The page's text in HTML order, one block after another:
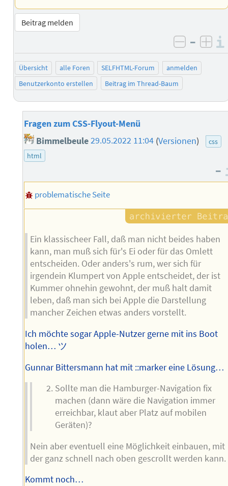
Beitrag melden
negativ
–
Übersicht alle Foren SELFHTML-Forum
anmelden
Benutzerkonto erstellen
Beitrag im Thread-Baum
Fragen zum CSS-Flyout-Menü
Bimmelbeule29.05.2022 11:04 (Versionen)
css
html
–
problematische Seite
Ein klassischeer Fall, daß man nicht beides haben
kann, man muß sich für's Ei oder für das Omlett
entscheiden. Oder anders's rum, wer sich für
irgendein Klumpert von Apple entscheidet, der ist
Kummer ohnehin gewohnt, der muß halt damit
leben, daß man sich bei Apple die Darstellung
mancher Zeichen etwas anders vorstellt.
Ich möchte sogar Apple-Nutzer gerne mit ins Boot
holen… ツ
Gunnar Bittersmann hat mit ::marker eine Lösung…
Sollte man die Hamburger-Navigation fix
machen (dann wäre die Navigation immer
erreichbar, klaut aber Platz auf mobilen
Geräten)?
Nein aber eventuell eine Möglichkeit einbauen, mit
der ganz schnell nach oben gescrollt werden kann.
Kommt noch…